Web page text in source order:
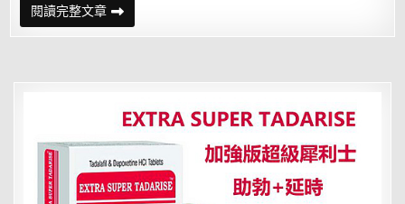
閱讀完整文章紫
微
斗
格
——
巨
機
同
宮
格